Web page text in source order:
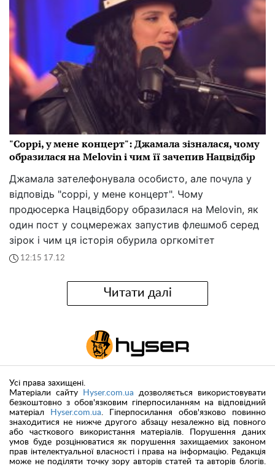
"Соррі, у мене концерт": Джамала зізналася, чому
образилася на Melovin і чим її зачепив Нацвідбір
Джамала зателефонувала особисто, але почула у
відповідь "соррі, у мене концерт". Чому
продюсерка Нацвідбору образилася на Melovin, як
один пост у соцмережах запустив флешмоб серед
зірок і чим ця історія обурила оргкомітет
12:15 17.12
Читати далі
Усі права захищені.
Матеріали сайту
Hyser.com.ua дозволяється використовувати
безкоштовно з обов'язковим гіперпосиланням на відповідний
матеріал
Hyser.com.ua . Гіперпосилання обов'язково повинно
знаходитися не нижче другого абзацу незалежно від повного
або часткового використання матеріалів. Порушення даних
умов буде розцінюватися як порушення захищаемих законом
прав інтелектуальної власності і права на інформацію. Редакція
може не поділяти точку зору авторів статей та авторів блогів.